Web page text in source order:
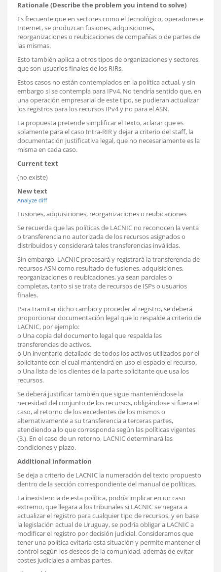
Rationale (Describe the problem you intend to solve)
Es frecuente que en sectores como el tecnológico, operadores e
Internet, se produzcan fusiones, adquisiciones,
reorganizaciones o reubicaciones de compañías o de partes de
las mismas.
Esto también aplica a otros tipos de organizaciones y sectores,
que son usuarios finales de los RIRs.
Estos casos no están contemplados en la política actual, y sin
embargo si se contempla para IPv4. No tendría sentido que, en
una operación empresarial de este tipo, se pudieran actualizar
los registros para los recursos IPv4 y no para el ASN.
La propuesta pretende simplificar el texto, aclarar que es
solamente para el caso Intra-RIR y dejar a criterio del staff, la
documentación justificativa legal, que no necesariamente es la
misma en cada caso.
Current text
(no existe)
New text
Analyze diff
Fusiones, adquisiciones, reorganizaciones o reubicaciones
Se recuerda que las políticas de LACNIC no reconocen la venta
o transferencia no autorizada de los recursos asignados o
distribuidos y considerará tales transferencias inválidas.
Sin embargo, LACNIC procesará y registrará la transferencia de
recursos ASN como resultado de fusiones, adquisiciones,
reorganizaciones o reubicaciones, ya sean parciales o
completas, tanto si se trata de recursos de ISPs o usuarios
finales.
Para tramitar dicho cambio y proceder al registro, se deberá
proporcionar documentación legal que lo respalde a criterio de
LACNIC, por ejemplo:
o Una copia del documento legal que respalda las
transferencias de activos.
o Un inventario detallado de todos los activos utilizados por el
solicitante con el cual mantendrá en uso el espacio el recurso.
o Una lista de los clientes de la parte solicitante que usa los
recursos.
Se deberá justificar también que sigue manteniéndose la
necesidad del conjunto de los recursos, obligándose si fuera el
caso, al retorno de los excedentes de los mismos o
alternativamente a su transferencia a terceras partes,
atendiendo a lo que corresponda según las políticas vigentes
(3.). En el caso de un retorno, LACNIC determinará las
condiciones y plazo.
Additional information
Se deja a criterio de LACNIC la numeración del texto propuesto
dentro de la sección correspondiente del manual de políticas.
La inexistencia de esta política, podría implicar en un caso
extremo, que llegara a los tribunales si LACNIC se negara a
actualizar el registro para cualquier tipo de recursos, y en base
la legislación actual de Uruguay, se podría obligar a LACNIC a
modificar el registro por decisión judicial. Consideramos que
tener una política evitaría esta situación y permite mantener el
control según los deseos de la comunidad, además de evitar
costes judiciales a ambas partes.